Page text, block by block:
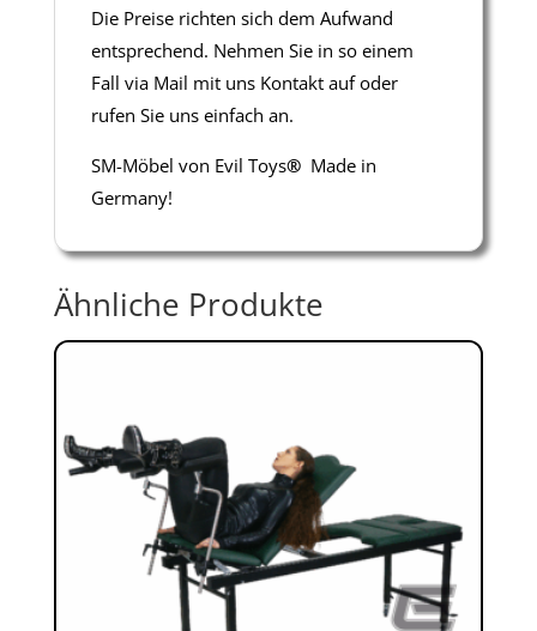
Die Preise richten sich dem Aufwand
entsprechend. Nehmen Sie in so einem
Fall via Mail mit uns Kontakt auf oder
rufen Sie uns einfach an.
SM-Möbel von Evil Toys® Made in
Germany!
Ähnliche Produkte